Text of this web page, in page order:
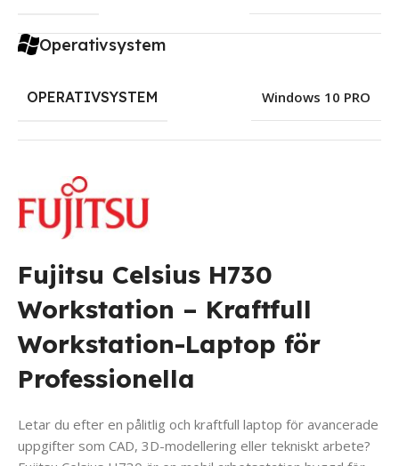
Fujitsu Celsius H730
Workstation – Kraftfull
Workstation-Laptop för
Professionella
Letar du efter en pålitlig och kraftfull laptop för avancerade
uppgifter som CAD, 3D-modellering eller tekniskt arbete?
Operativsystem
OPERATIVSYSTEM Windows 10 PRO